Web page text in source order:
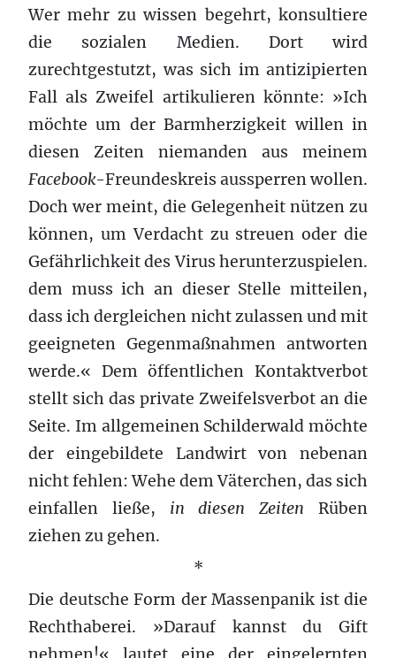
Wer mehr zu wissen begehrt, konsultiere
die sozialen Medien. Dort wird
zurechtgestutzt, was sich im antizipierten
Fall als Zweifel artikulieren könnte: »Ich
möchte um der Barmherzigkeit willen in
diesen Zeiten niemanden aus meinem
Facebook-Freundeskreis aussperren wollen.
Doch wer meint, die Gelegenheit nützen zu
können, um Verdacht zu streuen oder die
Gefährlichkeit des Virus herunterzuspielen.
dem muss ich an dieser Stelle mitteilen,
dass ich dergleichen nicht zulassen und mit
geeigneten Gegenmaßnahmen antworten
werde.« Dem öffentlichen Kontaktverbot
stellt sich das private Zweifelsverbot an die
Seite. Im allgemeinen Schilderwald möchte
der eingebildete Landwirt von nebenan
nicht fehlen: Wehe dem Väterchen, das sich
einfallen ließe, in diesen Zeiten Rüben
ziehen zu gehen.
*
Die deutsche Form der Massenpanik ist die
Rechthaberei. »Darauf kannst du Gift